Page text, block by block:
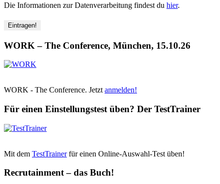
Die Informationen zur Datenverarbeitung findest du hier.
WORK – The Conference, München, 15.10.26
WORK - The Conference. Jetzt anmelden!
Für einen Einstellungstest üben? Der TestTrainer
Mit dem TestTrainerfür einen Online-Auswahl-Test üben!
Recrutainment – das Buch!